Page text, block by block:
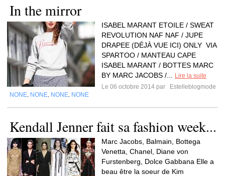
In the mirror
ISABEL MARANT ETOILE / SWEAT
REVOLUTION NAF NAF / JUPE
DRAPEE (DÉJÀ VUE ICI) ONLY VIA
SPARTOO / MANTEAU CAPE
ISABEL MARANT / BOTTES MARC
BY MARC JACOBS /...
Lire la suite
Le 06 octobre 2014 par
Estelleblogmode
NONE NONE NONE NONE
Kendall Jenner fait sa fashion week...
Marc Jacobs, Balmain, Bottega
Venetta, Chanel, Diane von
Furstenberg, Dolce Gabbana Elle a
beau être la soeur de Kim